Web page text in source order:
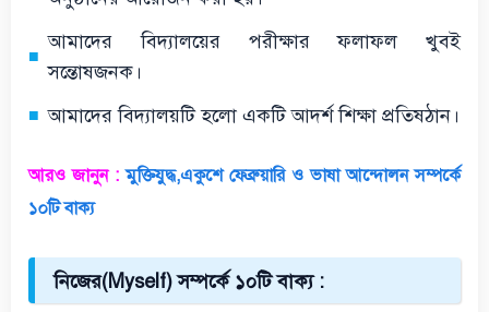
আমাদের বিদ্যালয়ের পরীক্ষার ফলাফল খুবই
সন্তোষজনক।
আমাদের বিদ্যালয়টি হলো একটি আদর্শ শিক্ষা প্রতিষঠান।
আরও জানুন : মুক্তিযুদ্ধ,একুশে ফেব্রুয়ারি ও ভাষা আন্দোলন সম্পর্কে
১০টি বাক্য
নিজের(Myself) সম্পর্কে ১০টি বাক্য :